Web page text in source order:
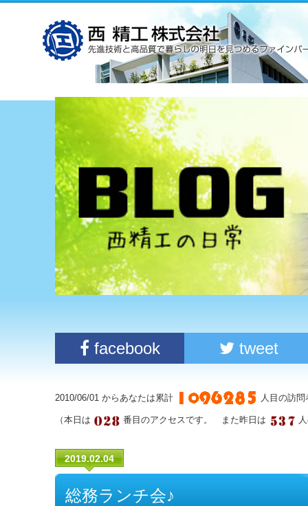
facebook tweet
2010/06/01 からあなたは累計 人目の訪
（本日は 番目のアクセスです。 また昨日は
2019.02.04
総務ランチ会♪